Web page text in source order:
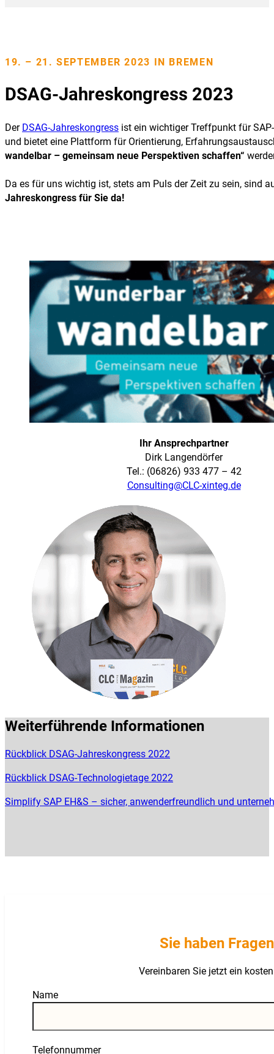
19. – 21. SEPTEMBER 2023 IN BREMEN
DSAG-Jahreskongress 2023
Der DSAG-Jahreskongress ist ein wichtiger Treffpunkt für
und bietet eine Plattform für Orientierung,
wandelbar – gemeinsam neue Perspektiven schaffen“
Da es für uns wichtig ist, stets am Puls der Zeit zu sein, sind
Jahreskongress für Sie da!
Ihr Ansprechpartner
Dirk Langendörfer
Tel.: (06826) 933 477 – 42
Consulting@CLC-xinteg.de
Weiterführende Informationen
Rückblick DSAG-Jahreskongress 2022
Rückblick DSAG-Technologietage 2022
Simplify SAP EH&S – sicher, anwenderfreundlich und
Sie haben
Vereinbaren Sie jetzt ein
Name
Telefonnummer
Guardian